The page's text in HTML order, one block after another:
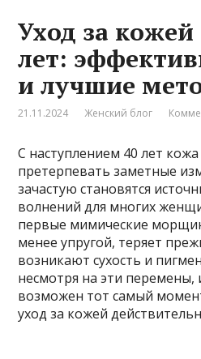
Уход за кожей
лет:
и лучшие
21.11.2024 Женский блог
С наступлением 40 лет
претерпевать заметные
зачастую становятся
волнений для многих
первые мимические
менее упругой, теряет
возникают сухость и
несмотря на эти перемены,
возможен тот самый
уход за кожей